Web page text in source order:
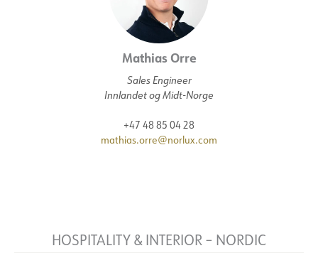
Mathias Orre
Sales Engineer
Innlandet og Midt-Norge
+47 48 85 04 28
mathias.orre@norlux.com
HOSPITALITY & INTERIOR – NORDIC